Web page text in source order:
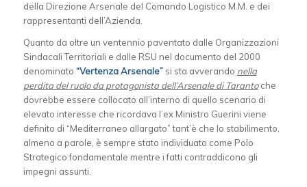
della Direzione Arsenale del Comando Logistico M.M. e dei
rappresentanti dell’Azienda.
Quanto da oltre un ventennio paventato dalle Organizzazioni
Sindacali Territoriali e dalle RSU nel documento del 2000
denominato “Vertenza Arsenale”si sta avverando nella
perdita del ruolo da protagonista dell’Arsenale di Tarantoche
dovrebbe essere collocato all’interno di quello scenario di
elevato interesse che ricordava l’ex Ministro Guerini viene
definito di “Mediterraneo allargato” tant’è che lo stabilimento,
almeno a parole, è sempre stato individuato come Polo
Strategico fondamentale mentre i fatti contraddicono gli
impegni assunti.